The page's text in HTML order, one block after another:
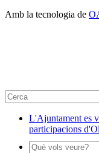
Amb la tecnologia de
L'Ajuntament es
participacions